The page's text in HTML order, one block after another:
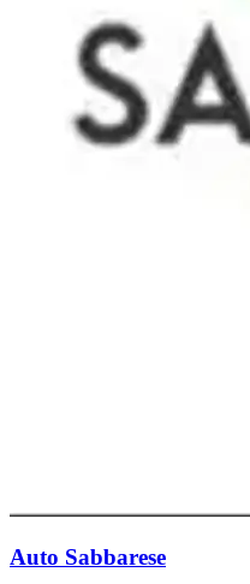
Auto Sabbarese